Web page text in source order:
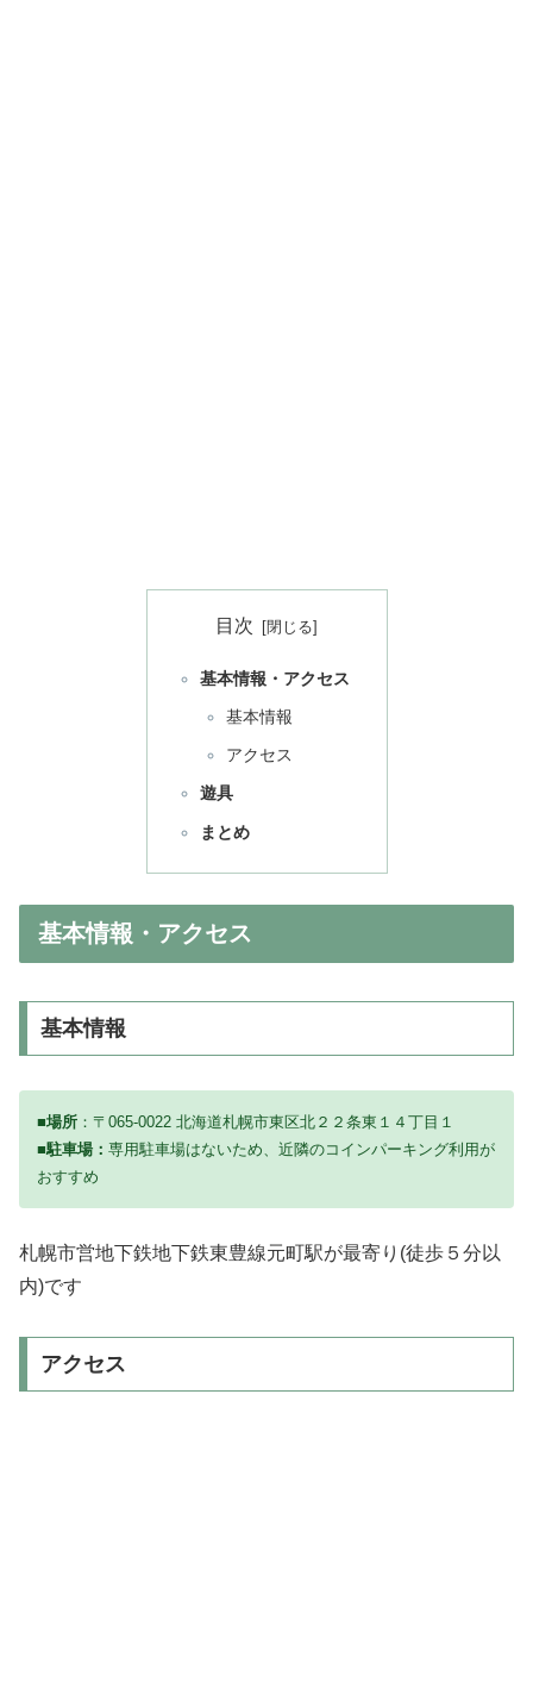
目次
基本情報・アクセス
基本情報
アクセス
遊具
まとめ
基本情報・アクセス
基本情報
■場所 ：〒065-0022 北海道札幌市東区北２２条東１４丁目１
■駐車場： 専用駐車場はないため、近隣のコインパーキング利用が
おすすめ
札幌市営地下鉄地下鉄東豊線元町駅が最寄り(徒歩５分以
内)です
アクセス